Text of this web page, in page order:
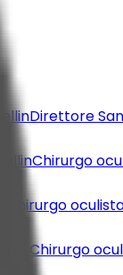
Direttore
Chirurgo
Chirurgo
Chirurgo